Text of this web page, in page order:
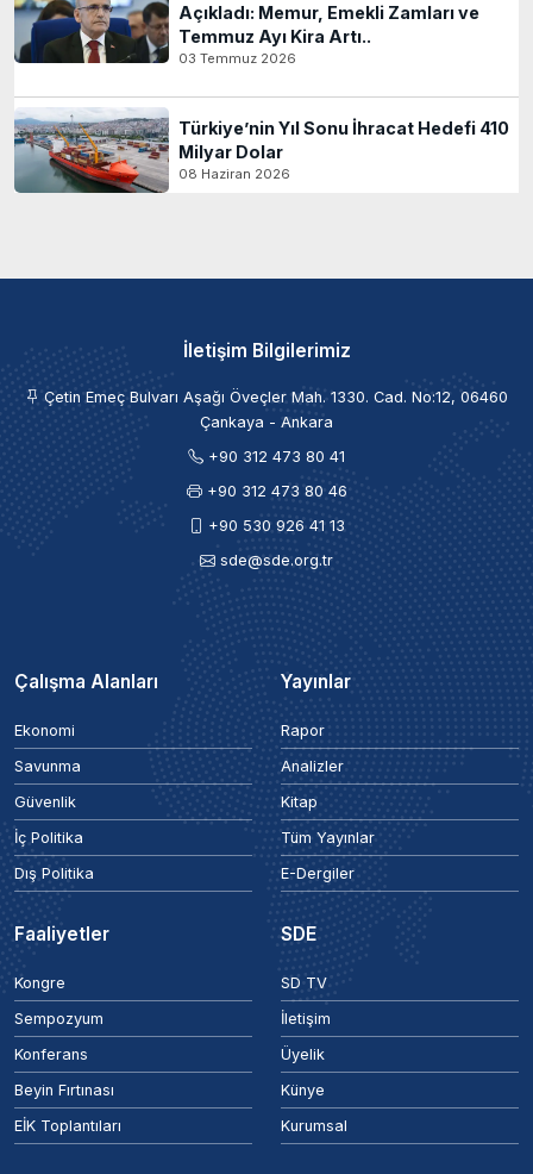
Açıkladı: Memur, Emekli Zamları ve
Temmuz Ayı Kira Artı..
03 Temmuz 2026
Türkiye’nin Yıl Sonu İhracat Hedefi 410
Milyar Dolar
08 Haziran 2026
İletişim Bilgilerimiz
Çetin Emeç Bulvarı Aşağı Öveçler Mah. 1330. Cad. No:12, 06460
Çankaya - Ankara
+90 312 473 80 41
+90 312 473 80 46
+90 530 926 41 13
sde@sde.org.tr
Çalışma Alanları
Ekonomi
Savunma
Güvenlik
İç Politika
Dış Politika
Yayınlar
Rapor
Analizler
Kitap
Tüm Yayınlar
E-Dergiler
Faaliyetler
Kongre
Sempozyum
Konferans
Beyin Fırtınası
EİK Toplantıları
SDE
SD TV
İletişim
Üyelik
Künye
Kurumsal